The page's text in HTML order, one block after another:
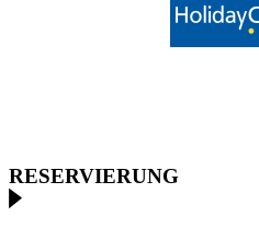
RESERVIERUNG